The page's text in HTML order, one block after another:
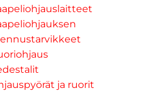
ja ruorit